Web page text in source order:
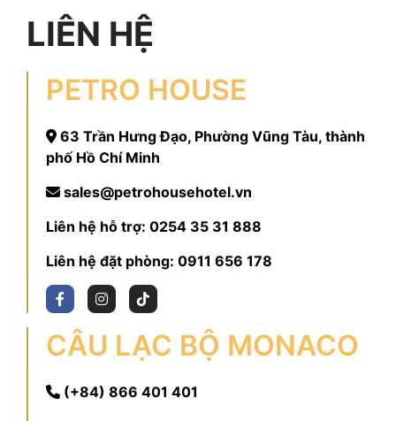
LIÊN HỆ
PETRO HOUSE
63 Trần Hưng Đạo, Phường Vũng Tàu, thành
phố Hồ Chí Minh
sales@petrohousehotel.vn
Liên hệ hỗ trợ: 0254 35 31 888
Liên hệ đặt phòng: 0911 656 178
CÂU LẠC BỘ MONACO
(+84) 866 401 401